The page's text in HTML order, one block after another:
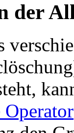
der
Operator